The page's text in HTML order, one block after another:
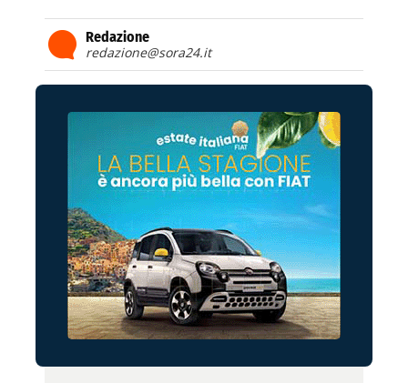
Redazione
redazione@sora24.it